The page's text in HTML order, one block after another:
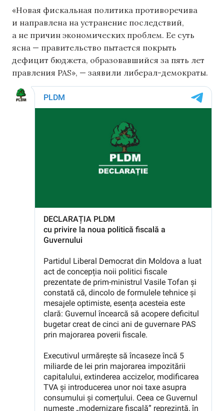
«Новая фискальная политика противоречива
и направлена ​​на устранение последствий,
а не причин экономических проблем. Ее суть
ясна — правительство пытается покрыть
дефицит бюджета, образовавшийся за пять лет
правления PAS», — заявили либерал-демократы.